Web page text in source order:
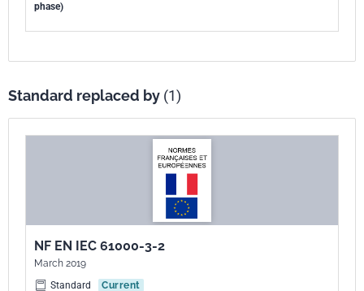
phase)
Standard replaced by (1)
NF EN IEC 61000-3-2
March 2019
Standard
Current